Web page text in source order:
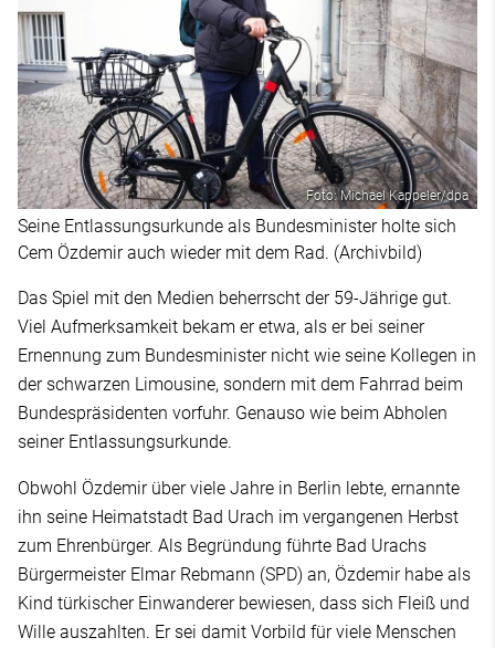
Foto: Michael Kappeler/dpa
Seine Entlassungsurkunde als Bundesminister holte sich
Cem Özdemir auch wieder mit dem Rad. (Archivbild)
Das Spiel mit den Medien beherrscht der 59-Jährige gut.
Viel Aufmerksamkeit bekam er etwa, als er bei seiner
Ernennung zum Bundesminister nicht wie seine Kollegen in
der schwarzen Limousine, sondern mit dem Fahrrad beim
Bundespräsidenten vorfuhr. Genauso wie beim Abholen
seiner Entlassungsurkunde.
Obwohl Özdemir über viele Jahre in Berlin lebte, ernannte
ihn seine Heimatstadt Bad Urach im vergangenen Herbst
zum Ehrenbürger. Als Begründung führte Bad Urachs
Bürgermeister Elmar Rebmann (SPD) an, Özdemir habe als
Kind türkischer Einwanderer bewiesen, dass sich Fleiß und
Wille auszahlten. Er sei damit Vorbild für viele Menschen